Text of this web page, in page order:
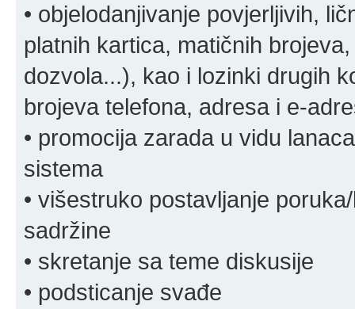
• objelodanjivanje povjerljivih,
platnih kartica, matičnih
dozvola...), kao i lozinki drugih
brojeva telefona, adresa i e-
• promocija zarada u vidu
sistema
• višestruko postavljanje
sadržine
• skretanje sa teme diskusije
• podsticanje svađe